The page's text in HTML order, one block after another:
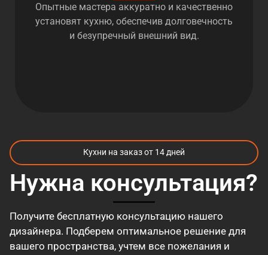
Опытные мастера аккуратно и качественно
установят кухню, обеспечив долговечность
и безупречный внешний вид.
Кухни на заказ от 14 дней
Нужна консультация?
Получите бесплатную консультацию нашего
дизайнера. Подберем оптимальное решение для
вашего пространства, учтем все пожелания и